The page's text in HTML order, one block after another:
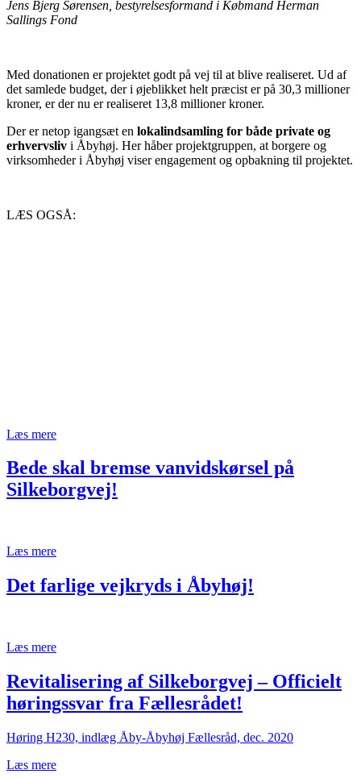
Jens Bjerg Sørensen, bestyrelsesformand i Købmand Herman
Sallings Fond
Med donationen er projektet godt på vej til at blive realiseret. Ud af
det samlede budget, der i øjeblikket helt præcist er på 30,3 millioner
kroner, er der nu er realiseret 13,8 millioner kroner.
Der er netop igangsæt en lokalindsamling for både private og
erhvervsliv i Åbyhøj. Her håber projektgruppen, at borgere og
virksomheder i Åbyhøj viser engagement og opbakning til projektet.
LÆS OGSÅ:
Læs mere
Bede skal bremse vanvidskørsel på
Silkeborgvej!
Læs mere
Det farlige vejkryds i Åbyhøj!
Læs mere
Revitalisering af Silkeborgvej – Officielt
høringssvar fra Fællesrådet!
Høring H230, indlæg Åby-Åbyhøj Fællesråd, dec. 2020
Læs mere